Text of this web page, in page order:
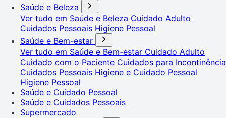
Saúde e Beleza
Ver tudo em Saúde e Beleza Cuidado Adulto
Cuidados Pessoais Higiene Pessoal
Saúde e Bem-estar
Ver tudo em Saúde e Bem-estar Cuidado Adulto
Cuidado com o Paciente Cuidados para Incontinência
Cuidados Pessoais Higiene e Cuidado Pessoal
Higiene Pessoal
Saúde e Cuidado Pessoal
Saúde e Cuidados Pessoais
Supermercado